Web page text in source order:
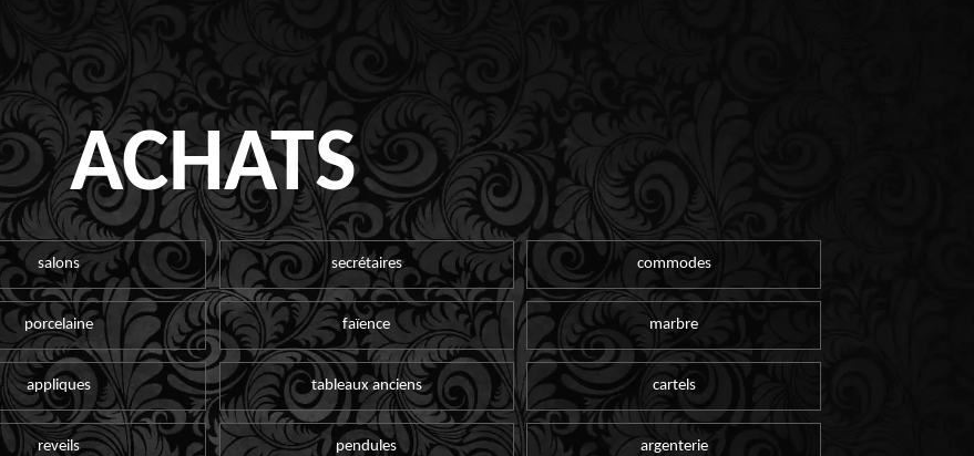
ACHATS
salons secrétaires commodes
porcelaine faïence marbre
appliques tableaux anciens cartels
reveils pendules argenterie